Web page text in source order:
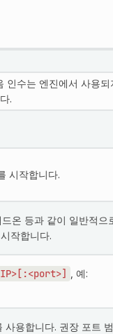
인수는 엔진에서 사용되
.
시작합니다.
온 등과 같이 일반적으
작합니다.
, 예:
용합니다. 권장 포트